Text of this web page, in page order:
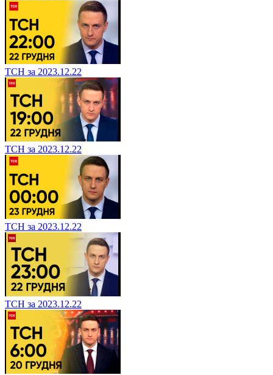
ТСН за 2023.12.22
ТСН за 2023.12.22
ТСН за 2023.12.22
ТСН за 2023.12.22